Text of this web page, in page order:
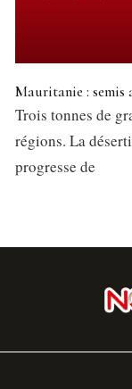
Mauritanie : semis
Trois tonnes de
régions. La
progresse de